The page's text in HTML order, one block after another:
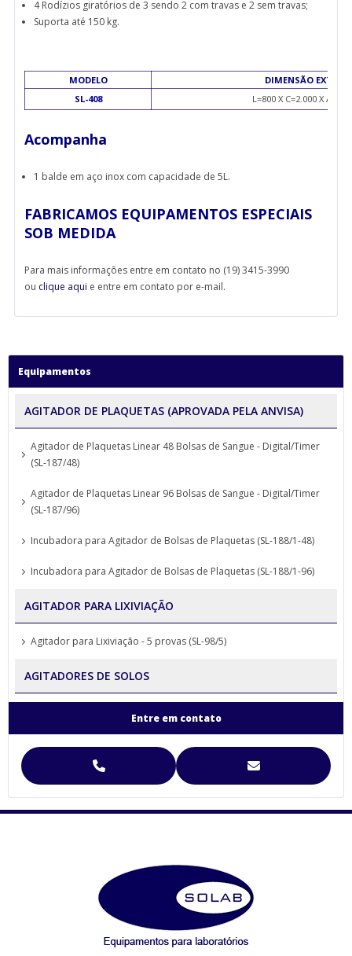
4 Rodízios giratórios de 3 sendo 2 com travas e 2 sem travas;
Suporta até 150 kg.
MODELO
DIMENSÃO
SL-408
L=800 X C=2.000 X
Acompanha
1 balde em aço inox com capacidade de 5L.
FABRICAMOS EQUIPAMENTOS ESPECIAIS
SOB MEDIDA
Para mais informações entre em contato no (19) 3415-3990
ou clique aqui e entre em contato por e-mail.
Equipamentos
AGITADOR DE PLAQUETAS (APROVADA PELA ANVISA)
Agitador de Plaquetas Linear 48 Bolsas de Sangue - Digital/Timer
(SL-187/48)
Agitador de Plaquetas Linear 96 Bolsas de Sangue - Digital/Timer
(SL-187/96)
Incubadora para Agitador de Bolsas de Plaquetas (SL-188/1-48)
Incubadora para Agitador de Bolsas de Plaquetas (SL-188/1-96)
AGITADOR PARA LIXIVIAÇÃO
Agitador para Lixiviação - 5 provas (SL-98/5)
AGITADORES DE SOLOS
Agitador para Separação de Agregados de Solo Yoder
Agitador Proveta - 120 Provas - Análise de Solo (SL-99/120)
Agitador Proveta - 6 Provas - Análise de Solo (SL-99/6)
AGITADORES MAGNÉTICOS
Entre em contato